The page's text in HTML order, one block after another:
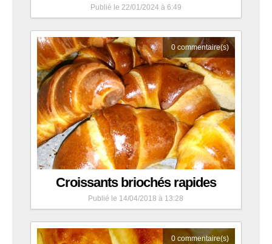
Publié le 22/01/2024 à 6:49
0 commentaire(s)
Croissants briochés rapides
Publié le 14/04/2018 à 13:28
0 commentaire(s)